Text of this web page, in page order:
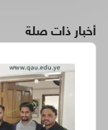
أخبار ذات صلة